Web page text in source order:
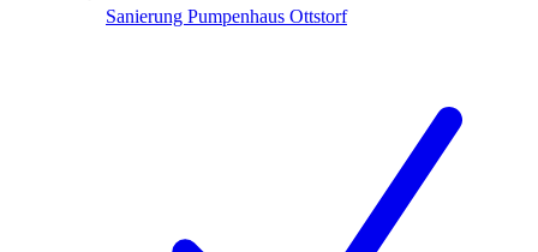
Sanierung Pumpenhaus Ottstorf